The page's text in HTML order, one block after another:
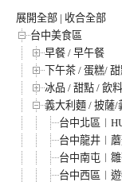
展開全部 | 收合全部
台中美食區
早餐 / 早午餐
下午茶 / 蛋糕/
冰品 / 甜點 / 飲料
義大利麵 / 披薩/
台中北區
台中龍井︱
台中南屯︱
台中西區︱